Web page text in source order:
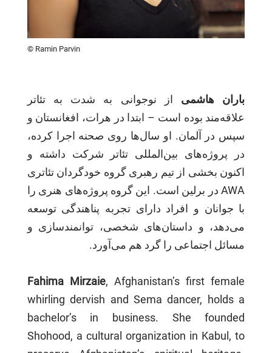
© Ramin Parvin
باران هاشمی از نوجوانی به شدت به تئاتر
علاقه‌مند بوده است – ابتدا در هرات، افغانستان و
سپس در آلمان. او سال‌ها روی صحنه اجرا کرده،
در پروژه‌های بین‌المللی تئاتر شرکت داشته و
اکنون بخشی از تیم رهبری گروه خودگردان تئاتری
AWA در برلین است. این گروه پروژه‌های هنری را
با جوانان و افراد دارای تجربه پناهندگی توسعه
می‌دهد، و داستان‌های شخصی، توانمندسازی و
مسائل اجتماعی را گرد هم می‌آورد.
Fahima Mirzaie, Afghanistan’s first female
whirling dervish and Sema dancer, holds a
bachelor’s in business. She founded
Shohood, a cultural organization in Kabul, to